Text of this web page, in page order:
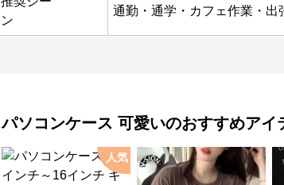
ン
通勤・通学・カフェ作業・
パソコンケース 可愛いのおすすめアイ
人気